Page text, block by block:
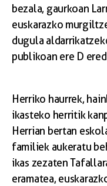
bezala, gaurkoan
euskarazko
dugula
publikoan ere D
Herriko haurrek,
ikasteko herritik
Herrian bertan
familiek aukeratu
ikas zezaten
eramatea,